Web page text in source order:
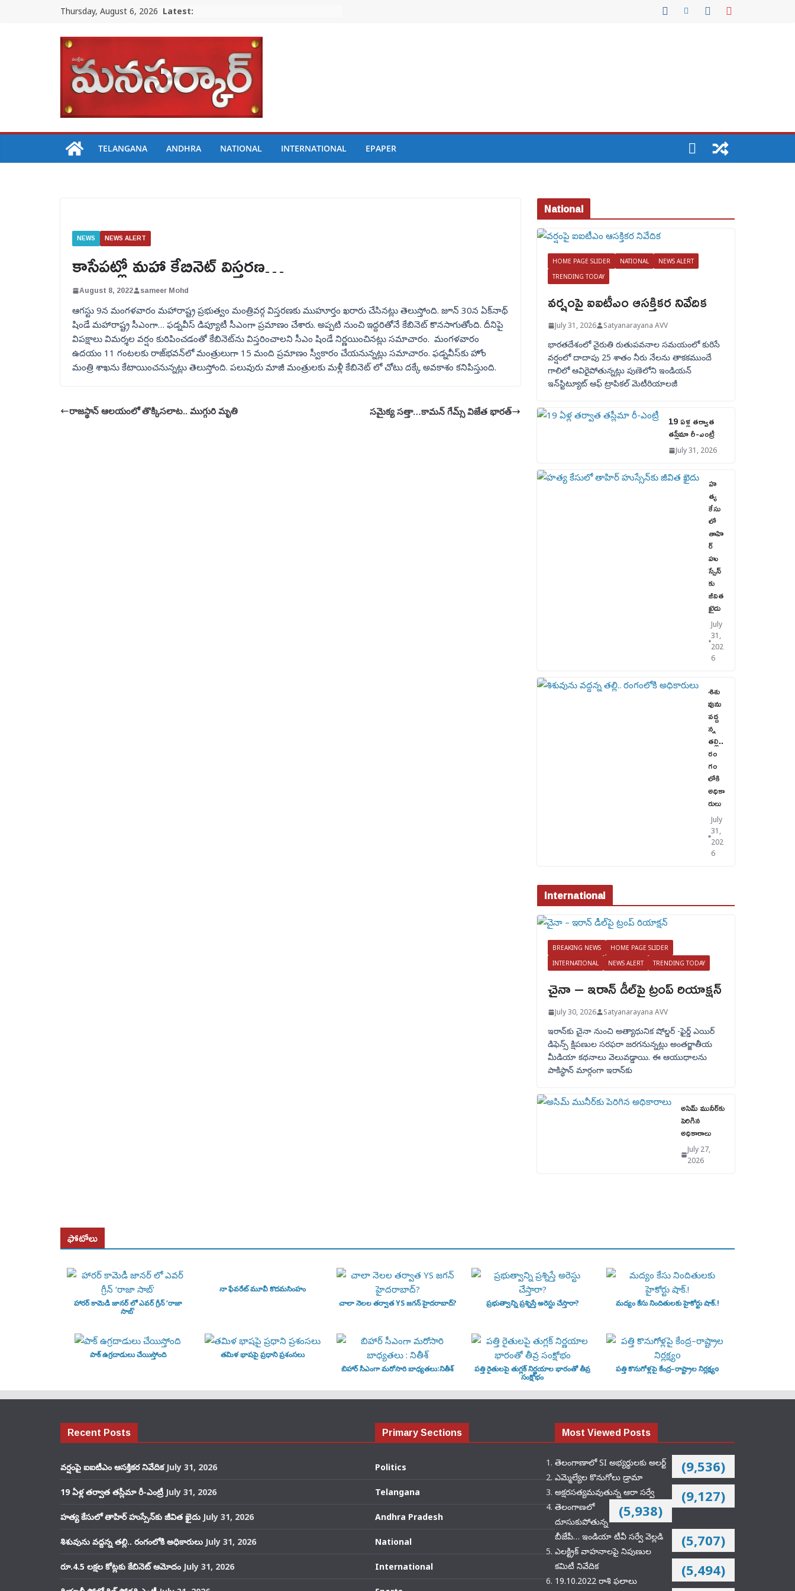
Thursday, August 6, 2026 Latest:
TELANGANA ANDHRA NATIONAL INTERNATIONAL EPAPER
NEWS NEWS ALERT
కాసేపట్లో మహా కేబినెట్ విస్తరణ…
August 8, 2022 sameer Mohd
ఆగస్టు 9న మంగళవారం మహారాష్ట్ర ప్రభుత్వం మంత్రివర్గ విస్తరణకు ముహూర్తం ఖరారు చేసినట్లు తెలుస్తోంది. జూన్‌ 30న ఏక్‌నాథ్‌
షిండే మహారాష్ట్ర సీఎంగా… ఫడ్నవీస్‌ డిప్యూటీ సీఎంగా ప్రమాణం చేశారు. అప్పటి నుంచి ఇద్దరితోనే కేబినెట్‌ కొనసాగుతోంది. దీనిపై
విపక్షాలు విమర్శల వర్షం కురిపించడంతో కేబినెట్‌ను విస్తరించాలని సీఎం షిండే నిర్ణయించినట్లు సమాచారం. మంగళవారం
ఉదయం 11 గంటలకు రాజ్‌భవన్‌లో మంత్రులుగా 15 మంది ప్రమాణం స్వీకారం చేయనున్నట్లు సమాచారం. ఫడ్నవీస్‌కు హోం
మంత్రి శాఖను కేటాయించనున్నట్లు తెలుస్తోంది. పలువురు మాజీ మంత్రులకు మళ్లీ కేబినెట్‌ లో చోటు దక్కే అవకాశం కనిపిస్తుంది.
రాజస్థాన్‌ ఆలయంలో తొక్కిసలాట.. ముగ్గురి మృతి సమైక్య సత్తా…కామన్ గేమ్స్ విజేత భారత్
National
HOME PAGE SLIDER NATIONAL
NEWS ALERT
TRENDING TODAY
వర్షంపై ఐఐటీఎం ఆసక్తికర నివేదిక
July 31, 2026 Satyanarayana AVV
భారతదేశంలో నైరుతి రుతుపవనాల సమయంలో కురిసే
వర్షంలో దాదాపు 25 శాతం నీరు నేలను తాకకముందే
గాలిలో ఆవిరైపోతున్నట్లు పుణెలోని ఇండియన్
ఇన్‌స్టిట్యూట్ ఆఫ్ ట్రాపికల్ మెటీరియాలజీ
19 ఏళ్ల తర్వాత
తస్లీమా రీ-ఎంట్రీ
July 31, 2026
హ
త్య
కేసు
లో
తాహి
ర్
హు
స్సేన్‌
కు
జీవిత
ఖైదు
July
31,
202
6
శిశు
వును
వద్ద
న్న
తల్లి..
రం
గం
లోకి
అధికా
రులు
July
31,
202
6
International
BREAKING NEWS
HOME PAGE SLIDER
INTERNATIONAL
NEWS ALERT TRENDING TODAY
చైనా – ఇరాన్ డీల్‌పై ట్రంప్ రియాక్షన్
July 30, 2026 Satyanarayana AVV
ఇరాన్‌కు చైనా నుంచి అత్యాధునిక షోల్డర్‌ -ఫైర్డ్ ఎయిర్
డిఫెన్స్ క్షిపణుల సరఫరా జరగనున్నట్లు అంతర్జాతీయ
మీడియా కథనాలు వెలువడ్డాయి. ఈ ఆయుధాలను
పాకిస్థాన్‌ మార్గంగా ఇరాన్‌కు
అసిమ్ మునీర్‌కు
పెరిగిన
అధికారాలు
July 27,
2026
ఫోటోలు
హారర్ కామెడీ జానర్ లో ఎవర్ గ్రీన్ ‘రాజా
సాబ్’
నా ఫేవరేట్ మూవీ కొదమసింహం
చాలా నెలల తర్వాత YS జగన్ హైదరాబాద్?
ప్రభుత్వాన్ని ప్రశ్నిస్తే అరెస్టు చేస్తారా? మద్యం కేసు నిందితులకు హైకోర్టు షాక్.!
పాక్ ఉగ్రదాడులు చేయిస్తోంది
తమిళ భాషపై ప్రధాని ప్రశంసలు
బిహార్ సీఎంగా మరోసారి బాధ్యతలు:నితీశ్
పత్తి రైతులపై తుగ్లక్‌ నిర్ణయాల భారంతో తీవ్ర
సంక్షోభం
పత్తి కొనుగోళ్లపై కేంద్ర–రాష్ట్రాల నిర్లక్ష్యo
Recent Posts
వర్షంపై ఐఐటీఎం ఆసక్తికర నివేదిక July 31, 2026
19 ఏళ్ల తర్వాత తస్లీమా రీ-ఎంట్రీ July 31, 2026
హత్య కేసులో తాహిర్ హుస్సేన్‌కు జీవిత ఖైదు July 31, 2026
శిశువును వద్దన్న తల్లి.. రంగంలోకి అధికారులు July 31, 2026
రూ.4.5 లక్షల కోట్లకు కేబినెట్ ఆమోదం July 31, 2026
Primary Sections
Politics
Telangana
Andhra Pradesh
National
International
Most Viewed Posts
తెలంగాణాలో SI అభ్యర్థులకు అలర్ట్ (9,536)
ఎమ్మెల్యేల కొనుగోలు డ్రామా
(9,127)
అక్షరసత్యమవుతున్న ఆరా సర్వే
(5,938)
తెలంగాణలో
దూసుకుపోతున్న
బీజేపీ… ఇండియా టీవీ సర్వే వెల్లడి
(5,707)
ఎలక్ట్రిక్‌ వాహనాలపై నిపుణుల
కమిటీ నివేదిక
(5,494)
19.10.2022 రాశి ఫలాలు